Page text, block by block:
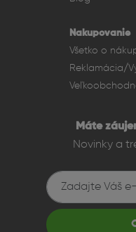
Nakupovanie
Všetko o
Reklamácia/
Máte
Novinky a